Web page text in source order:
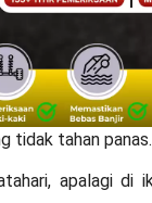
tidak tahan panas.
apalagi di